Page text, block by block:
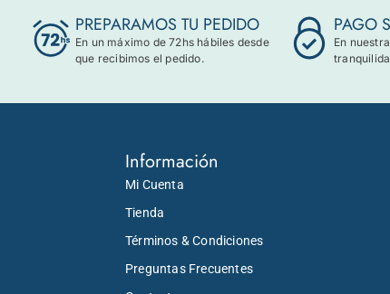
PREPARAMOS TU PEDIDO
En un máximo de 72hs hábiles desde
que recibimos el pedido.
PAGO
En
Información
Mi Cuenta
Tienda
Términos & Condiciones
Preguntas Frecuentes